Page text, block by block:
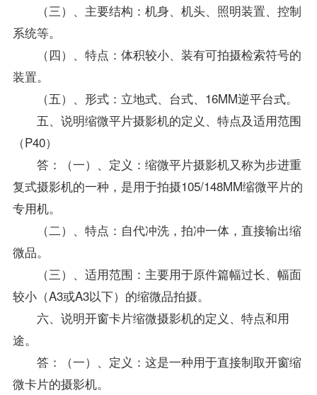
（三）、主要结构：机身、机头、照明装置、控制
系统等。
（四）、特点：体积较小、装有可拍摄检索符号的
装置。
（五）、形式：立地式、台式、16MM逆平台式。
五、说明缩微平片摄影机的定义、特点及适用范围
（P40）
答：（一）、定义：缩微平片摄影机又称为步进重
复式摄影机的一种，是用于拍摄105/148MM缩微平片的
专用机。
（二）、特点：自代冲洗，拍冲一体，直接输出缩
微品。
（三）、适用范围：主要用于原件篇幅过长、幅面
较小（A3或A3以下）的缩微品拍摄。
六、说明开窗卡片缩微摄影机的定义、特点和用
途。
答：（一）、定义：这是一种用于直接制取开窗缩
微卡片的摄影机。